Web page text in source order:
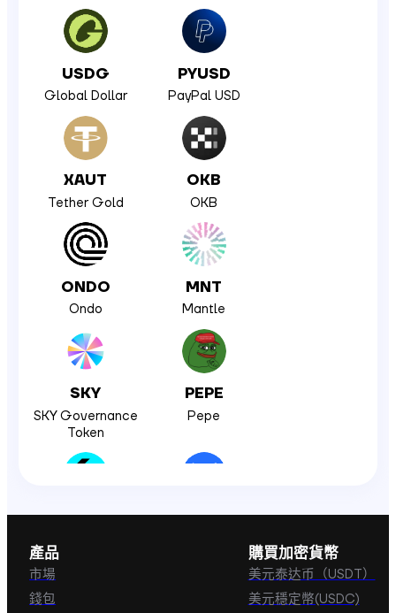
USDG
Global Dollar
PYUSD
PayPal USD
XAUT
Tether Gold
OKB
OKB
ONDO
Ondo
MNT
Mantle
SKY
SKY Governance
Token
PEPE
Pepe
BGB MORPHO
產品
市場
錢包
購買加密貨幣
美元泰达币（USDT）
美元穩定幣(USDC)